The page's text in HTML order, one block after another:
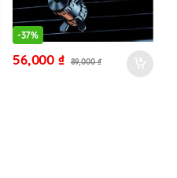
-37%
56,000₫ 89,000₫